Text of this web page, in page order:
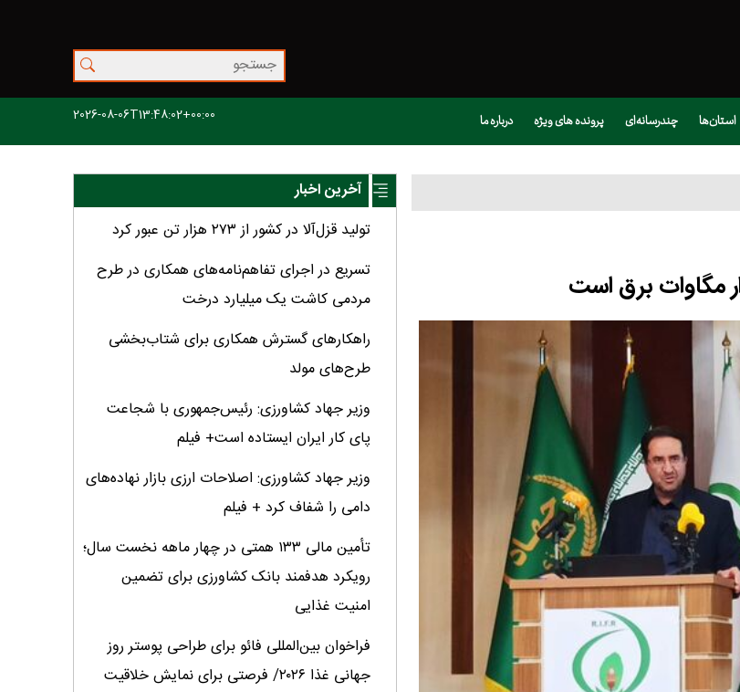
استان‌ها چندرسانه‌ای پرونده های ویژه درباره ما 2026-08-06T13:48:02+00:00
آخرین اخبار
تولید قزل‌آلا در کشور از ۲۷۳ هزار تن عبور کرد
تسریع در اجرای تفاهم‌نامه‌های همکاری در طرح
مردمی کاشت یک میلیارد درخت
راهکارهای گسترش همکاری برای شتاب‌بخشی
طرح‌های مولد
وزیر جهاد کشاورزی: رئیس‌جمهوری با شجاعت
پای کار ایران ایستاده است+ فیلم
وزیر جهاد کشاورزی: اصلاحات ارزی بازار نهاده‌های
دامی را شفاف کرد + فیلم
تأمین مالی ۱۳۳ همتی در چهار ماهه نخست سال؛
رویکرد هدفمند بانک کشاورزی برای تضمین
امنیت غذایی
فراخوان بین‌المللی فائو برای طراحی پوستر روز
جهانی غذا ۲۰۲۶/ فرصتی برای نمایش خلاقیت